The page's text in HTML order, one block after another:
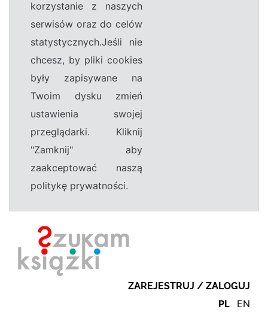
korzystanie z naszych
serwisów oraz do celów
statystycznych.Jeśli nie
chcesz, by pliki cookies
były zapisywane na
Twoim dysku zmień
ustawienia swojej
przeglądarki. Kliknij
"Zamknij" aby
zaakceptować naszą
politykę prywatności.
ZAREJESTRUJ / ZALOGUJ
PL EN